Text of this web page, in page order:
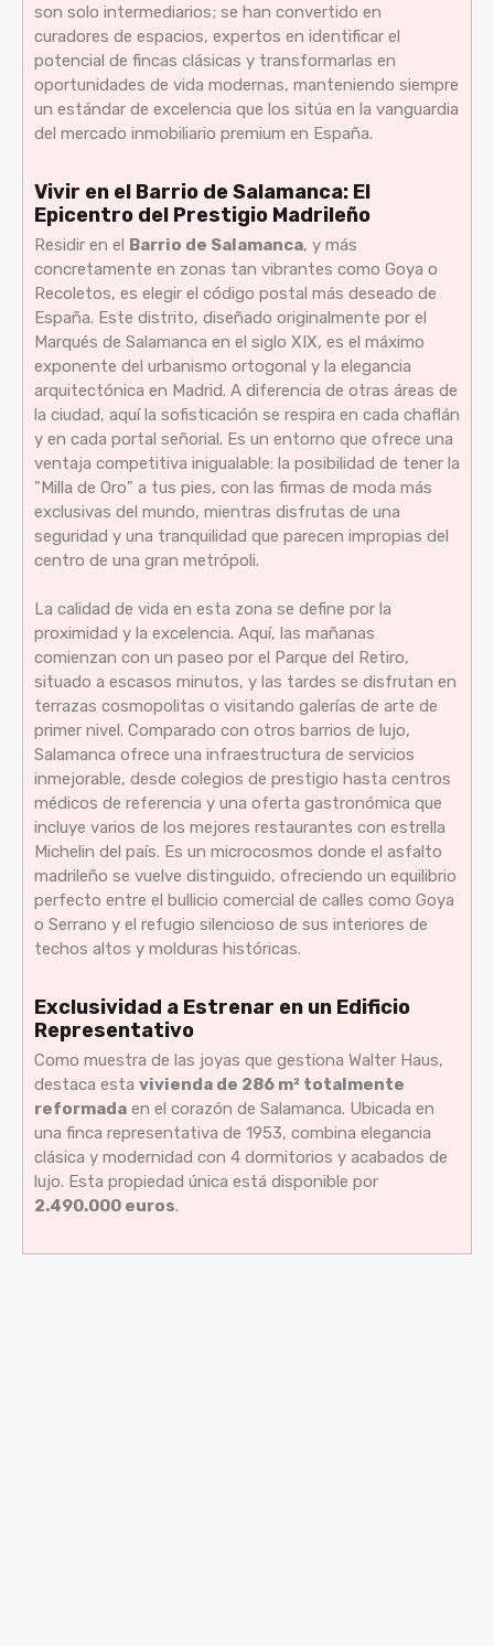
son solo intermediarios; se han convertido en
curadores de espacios, expertos en identificar el
potencial de fincas clásicas y transformarlas en
oportunidades de vida modernas, manteniendo siempre
un estándar de excelencia que los sitúa en la vanguardia
del mercado inmobiliario premium en España.
Vivir en el Barrio de Salamanca: El
Epicentro del Prestigio Madrileño
Residir en el Barrio de Salamanca, y más
concretamente en zonas tan vibrantes como Goya o
Recoletos, es elegir el código postal más deseado de
España. Este distrito, diseñado originalmente por el
Marqués de Salamanca en el siglo XIX, es el máximo
exponente del urbanismo ortogonal y la elegancia
arquitectónica en Madrid. A diferencia de otras áreas de
la ciudad, aquí la sofisticación se respira en cada chaflán
y en cada portal señorial. Es un entorno que ofrece una
ventaja competitiva inigualable: la posibilidad de tener la
"Milla de Oro" a tus pies, con las firmas de moda más
exclusivas del mundo, mientras disfrutas de una
seguridad y una tranquilidad que parecen impropias del
centro de una gran metrópoli.
La calidad de vida en esta zona se define por la
proximidad y la excelencia. Aquí, las mañanas
comienzan con un paseo por el Parque del Retiro,
situado a escasos minutos, y las tardes se disfrutan en
terrazas cosmopolitas o visitando galerías de arte de
primer nivel. Comparado con otros barrios de lujo,
Salamanca ofrece una infraestructura de servicios
inmejorable, desde colegios de prestigio hasta centros
médicos de referencia y una oferta gastronómica que
incluye varios de los mejores restaurantes con estrella
Michelin del país. Es un microcosmos donde el asfalto
madrileño se vuelve distinguido, ofreciendo un equilibrio
perfecto entre el bullicio comercial de calles como Goya
o Serrano y el refugio silencioso de sus interiores de
techos altos y molduras históricas.
Exclusividad a Estrenar en un Edificio
Representativo
Como muestra de las joyas que gestiona Walter Haus,
destaca esta vivienda de 286 m² totalmente
reformada en el corazón de Salamanca. Ubicada en
una finca representativa de 1953, combina elegancia
clásica y modernidad con 4 dormitorios y acabados de
lujo. Esta propiedad única está disponible por
2.490.000 euros.